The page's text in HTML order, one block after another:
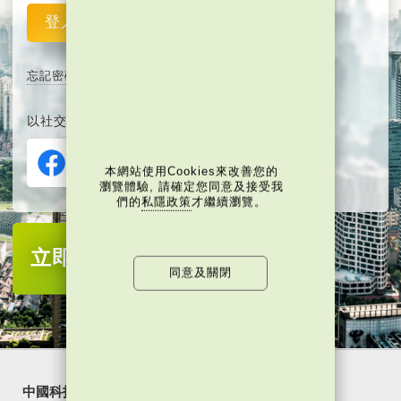
登入
忘記密碼
以社交媒體平台註冊或登入︰
立即註冊 成為當代中國會員
中國科技
本網站使用Cookies來改善您的
瀏覽體驗, 請確定您同意及接受我
們的私隱政策才繼續瀏覽。
同意及關閉